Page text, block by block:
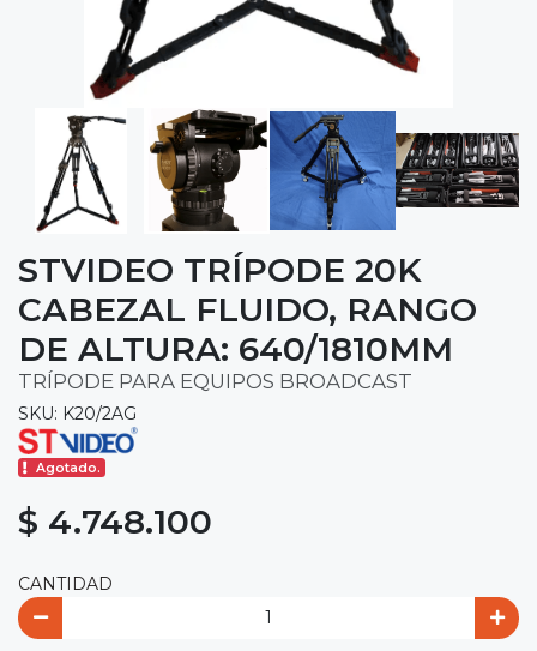
STVIDEO TRÍPODE 20K
CABEZAL FLUIDO, RANGO
DE ALTURA: 640/1810MM
TRÍPODE PARA EQUIPOS BROADCAST
SKU: K20/2AG
Agotado.
$ 4.748.100
CANTIDAD